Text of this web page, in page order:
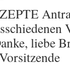
liebe